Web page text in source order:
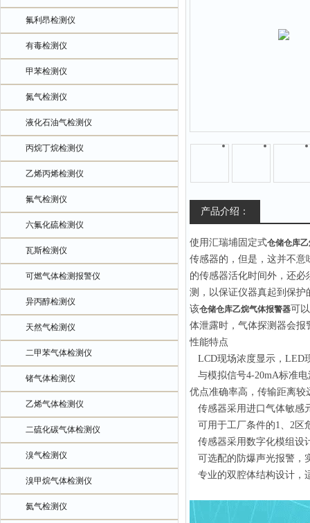
氟利昂检测仪
有毒检测仪
甲苯检测仪
氮气检测仪
液化石油气检测仪
丙烷丁烷检测仪
乙烯丙烯检测仪
氟气检测仪
六氟化硫检测仪
瓦斯检测仪
可燃气体检测报警仪
异丙醇检测仪
天然气检测仪
二甲苯气体检测仪
锗气体检测仪
乙烯气体检测仪
二硫化碳气体检测仪
溴气检测仪
溴甲烷气体检测仪
氦气检测仪
产品介绍：
使用汇瑞埔固定式仓储仓库
传感器的，但是，这并不
的传感器活化时间外，还
测，以保证仪器真起到保护
该仓储仓库乙烷气体报警器可
体泄露时，气体探测器会报
性能特点
LCD现场浓度显示，LED
与模拟信号4-20mA标准
优点准确率高，传输距离较
传感器采用进口气体敏感
可用于工厂条件的1、2区
传感器采用数字化模组设
可选配的防爆声光报警，
专业的双腔体结构设计，